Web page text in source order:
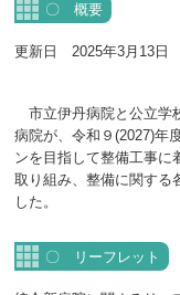
〇 概要
更新日 2025年3月13日
市立伊丹病院と公立学
病院が、令和９(2027)年
ンを目指して整備工事に
取り組み、整備に関する
した。
〇 リーフレット